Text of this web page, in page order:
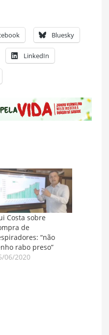
Bluesky
LinkedIn
Costa sobre
de
“não
rabo preso”
06/2020